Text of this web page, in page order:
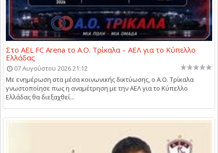
Στο AEL FC Arena το Α.Ο. Τρίκαλα – ΑΕΛ για το Κύπελλο
Ελλάδας
07 Αυγούστου 2026 21:12
Με ενημέρωση στα μέσα κοινωνικής δικτύωσης, ο Α.Ο. Τρίκαλα
γνωστοποίησε πως η αναμέτρηση με την ΑΕΛ για το Κύπελλο
Ελλάδας θα διεξαχθεί...